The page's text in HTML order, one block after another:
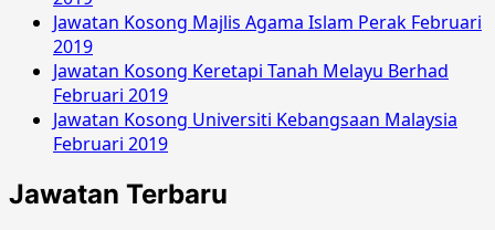
Jawatan Kosong Majlis Agama Islam Perak Februari
2019
Jawatan Kosong Keretapi Tanah Melayu Berhad
Februari 2019
Jawatan Kosong Universiti Kebangsaan Malaysia
Februari 2019
Jawatan Terbaru